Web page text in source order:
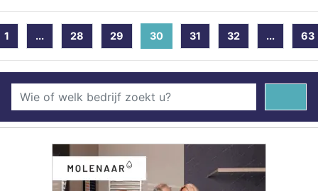
1 ... 28 29 30 (current)
31 32 ... 63